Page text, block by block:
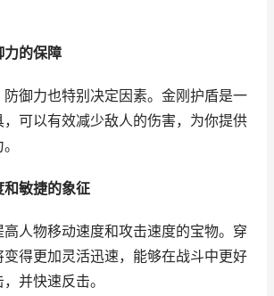
的保障
御力也特别决定因素。金刚护盾是一
可以有效减少敌人的伤害，为你提供
敏捷的象征
人物移动速度和攻击速度的宝物。穿
得更加灵活迅速，能够在战斗中更好
并快速反击。